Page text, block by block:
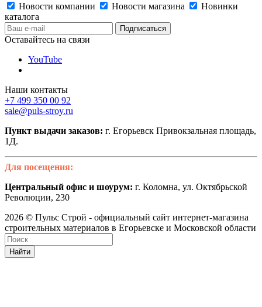
Новости компании
Новости магазина
Новинки
каталога
Оставайтесь на связи
YouTube
Наши контакты
+7 499 350 00 92
sale@puls-stroy.ru
Пункт выдачи заказов: г. Егорьевск Привокзальная площадь,
1Д.
Для посещения:
Центральный офис и шоурум: г. Коломна, ул. Октябрьской
Революции, 230
2026 © Пульс Строй - официальный сайт интернет-магазина
строительных материалов в Егорьевске и Московской области
Найти